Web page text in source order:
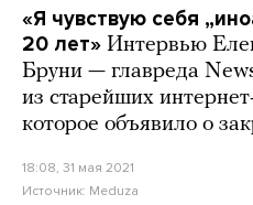
«Я чувствую себя
20 лет» Интервью
Бруни — главреда
из старейших
которое объявило о
18:08, 31 мая 2021
Источник: Meduza